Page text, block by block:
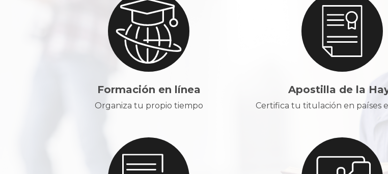
Formación en línea
Organiza tu propio tiempo
Apostilla de la
Certifica tu titulación en países